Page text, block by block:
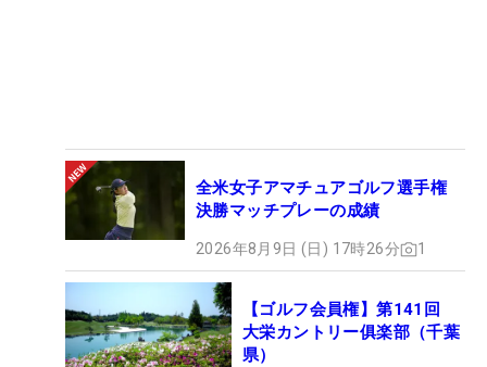
全米女子アマチュアゴルフ選手権
決勝マッチプレーの成績
2026年8月9日 (日) 17時26分 1
【ゴルフ会員権】第141回
大栄カントリー俱楽部（千葉
県）